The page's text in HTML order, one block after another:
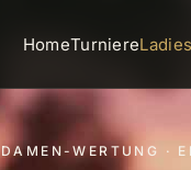
HomeTurniere
DAMEN-WERTUNG ·